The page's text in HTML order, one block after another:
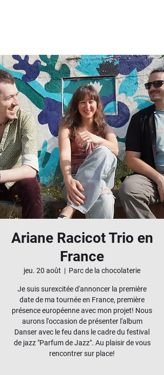
Ariane Racicot Trio en
France
jeu. 20 août
  |
Parc de la chocolaterie
Je suis surexcitée d'annoncer la première
date de ma tournée en France, première
présence européenne avec mon projet! Nous
aurons l'occasion de présenter l'album
Danser avec le feu dans le cadre du festival
de jazz "Parfum de Jazz". Au plaisir de vous
rencontrer sur place!